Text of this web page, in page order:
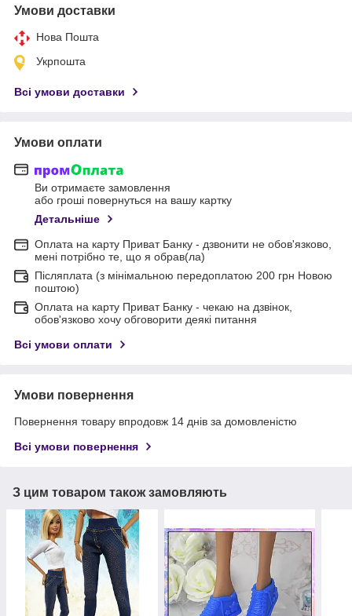
Умови доставки
Нова Пошта
Укрпошта
Всі умови доставки
Умови оплати
Ви отримаєте замовлення
або гроші повернуться на вашу картку
Детальніше
Оплата на карту Приват Банку - дзвонити не обов'язково,
мені потрібно те, що я обрав(ла)
Післяплата (з мінімальною передоплатою 200 грн Новою
поштою)
Оплата на карту Приват Банку - чекаю на дзвінок,
обов'язково хочу обговорити деякі питання
Всі умови оплати
Умови повернення
Повернення товару впродовж 14 днів за домовленістю
Всі умови повернення
З цим товаром також замовляють